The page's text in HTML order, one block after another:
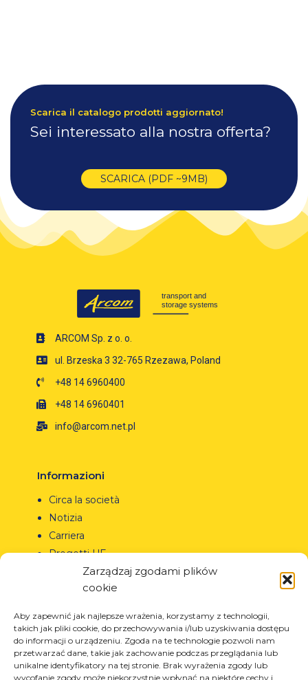
Zarządzaj zgodami plików
cookie
Aby zapewnić jak najlepsze wrażenia, korzystamy z technologii,
takich jak pliki cookie, do przechowywania i/lub uzyskiwania dostępu
do informacji o urządzeniu. Zgoda na te technologie pozwoli nam
przetwarzać dane, takie jak zachowanie podczas przeglądania lub
unikalne identyfikatory na tej stronie. Brak wyrażenia zgody lub
wycofanie zgody może niekorzystnie wpłynąć na niektóre cechy i
Scarica il catalogo prodotti aggiornato!
Sei interessato alla nostra offerta?
SCARICA (PDF ~9MB)
ARCOM Sp. z o. o.
ul. Brzeska 3 32-765 Rzezawa, Poland
+48 14 6960400
+48 14 6960401
info@arcom.net.pl
Informazioni
Circa la società
Notizia
Carriera
Progetti UE
Contatto
Prodotti
Soluzioni per l’industria dei pneumatici